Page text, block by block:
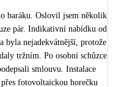
baráku. Oslovil jsem několik
pár. Indikativní nabídku od
byla nejadekvátnější, protože
tržním. Po osobní schůzce
smlouvu. Instalace
fotovoltaickou horečku